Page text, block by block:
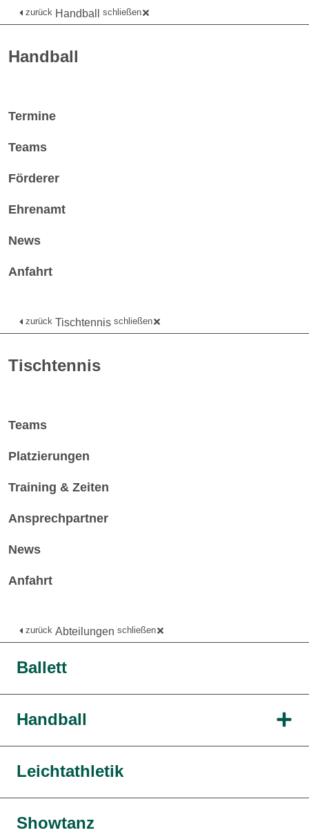
zurück Handball schließen
Handball
Termine
Teams
Förderer
Ehrenamt
News
Anfahrt
zurück Tischtennis schließen
Tischtennis
Teams
Platzierungen
Training & Zeiten
Ansprechpartner
News
Anfahrt
zurück Abteilungen schließen
Ballett
Handball
Leichtathletik
Showtanz